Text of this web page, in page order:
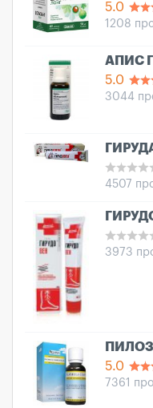
5.0
1208
АПИС
5.0
3044
4507
3973
5.0
7361